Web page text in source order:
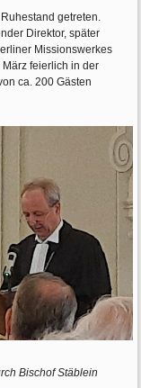
getreten.
Direktor, später
Missionswerkes
feierlich in der
ca. 200 Gästen
Bischof Stäblein